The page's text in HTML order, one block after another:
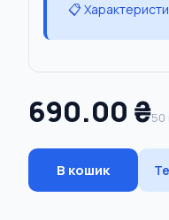
📋
690.00 ₴50
В кошик